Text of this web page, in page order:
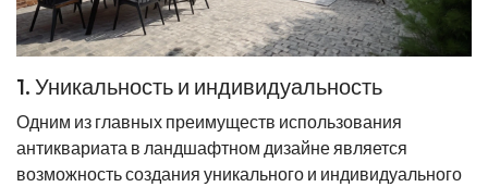
1. Уникальность и индивидуальность
Одним из главных преимуществ использования
антиквариата в ландшафтном дизайне является
возможность создания уникального и индивидуального